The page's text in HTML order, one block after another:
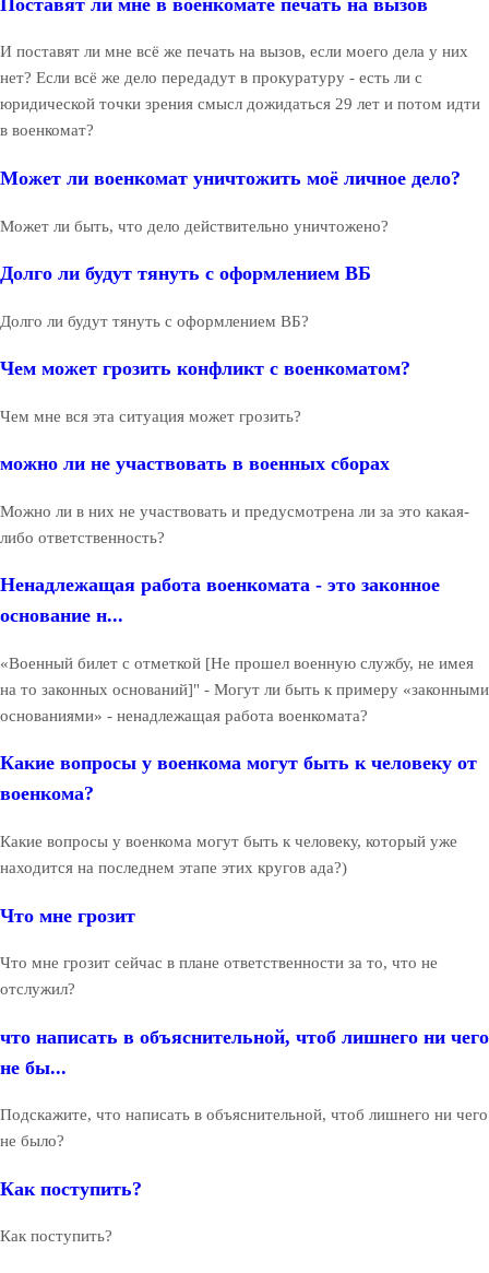
И поставят ли мне всё же печать на вызов, если моего дела у них
нет? Если всё же дело передадут в прокуратуру - есть ли с
юридической точки зрения смысл дожидаться 29 лет и потом идти
в военкомат?
Может ли военкомат уничтожить моё личное дело?
Может ли быть, что дело действительно уничтожено?
Долго ли будут тянуть с оформлением ВБ
Долго ли будут тянуть с оформлением ВБ?
Чем может грозить конфликт с военкоматом?
Чем мне вся эта ситуация может грозить?
можно ли не участвовать в военных сборах
Можно ли в них не участвовать и предусмотрена ли за это какая-
либо ответственность?
Ненадлежащая работа военкомата - это законное
основание н...
«Военный билет с отметкой [Не прошел военную службу, не имея
на то законных оснований]" - Могут ли быть к примеру «законными
основаниями» - ненадлежащая работа военкомата?
Какие вопросы у военкома могут быть к человеку от
военкома?
Какие вопросы у военкома могут быть к человеку, который уже
находится на последнем этапе этих кругов ада?)
Что мне грозит
Что мне грозит сейчас в плане ответственности за то, что не
отслужил?
что написать в объяснительной, чтоб лишнего ни чего
не бы...
Подскажите, что написать в объяснительной, чтоб лишнего ни чего
не было?
Как поступить?
Как поступить?